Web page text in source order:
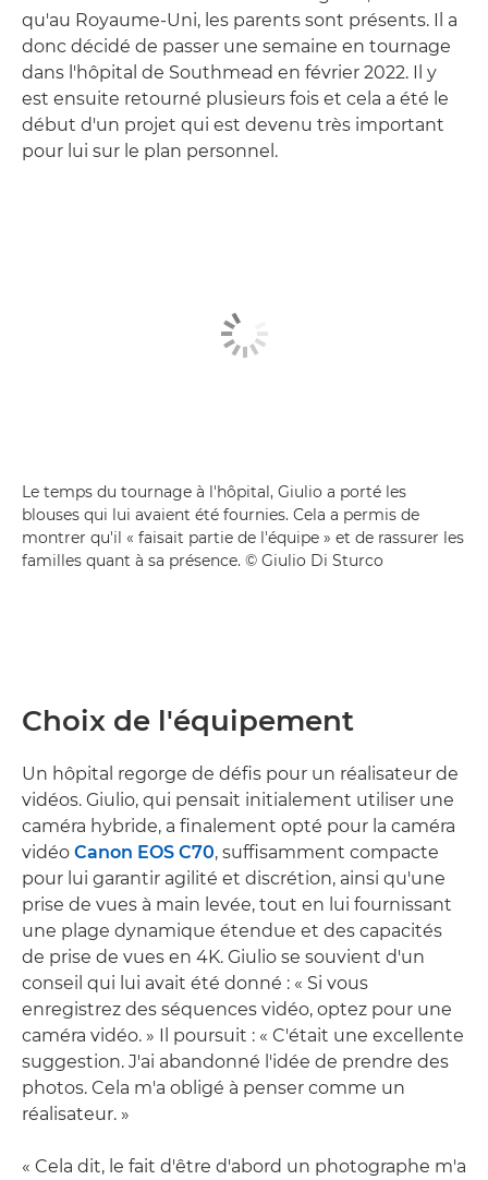
qu'au Royaume-Uni, les parents sont présents. Il a
donc décidé de passer une semaine en tournage
dans l'hôpital de Southmead en février 2022. Il y
est ensuite retourné plusieurs fois et cela a été le
début d'un projet qui est devenu très important
pour lui sur le plan personnel.
Le temps du tournage à l'hôpital, Giulio a porté les
blouses qui lui avaient été fournies. Cela a permis de
montrer qu'il « faisait partie de l'équipe » et de rassurer les
familles quant à sa présence. © Giulio Di Sturco
Choix de l'équipement
Un hôpital regorge de défis pour un réalisateur de
vidéos. Giulio, qui pensait initialement utiliser une
caméra hybride, a finalement opté pour la caméra
vidéo Canon EOS C70, suffisamment compacte
pour lui garantir agilité et discrétion, ainsi qu'une
prise de vues à main levée, tout en lui fournissant
une plage dynamique étendue et des capacités
de prise de vues en 4K. Giulio se souvient d'un
conseil qui lui avait été donné : « Si vous
enregistrez des séquences vidéo, optez pour une
caméra vidéo. » Il poursuit : « C'était une excellente
suggestion. J'ai abandonné l'idée de prendre des
photos. Cela m'a obligé à penser comme un
réalisateur. »
« Cela dit, le fait d'être d'abord un photographe m'a